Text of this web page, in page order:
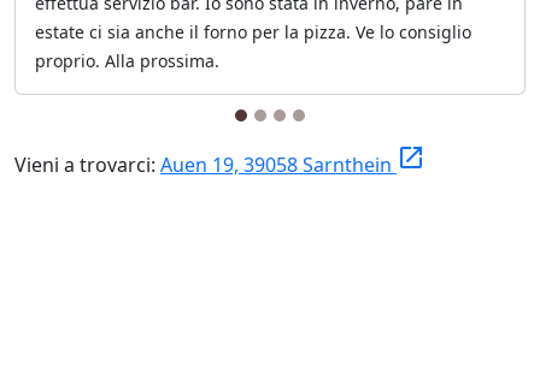
estate ci sia anche il forno per la pizza. Ve lo consiglio
proprio. Alla prossima.
Vieni a trovarci: Auen 19, 39058 Sarnthein launch